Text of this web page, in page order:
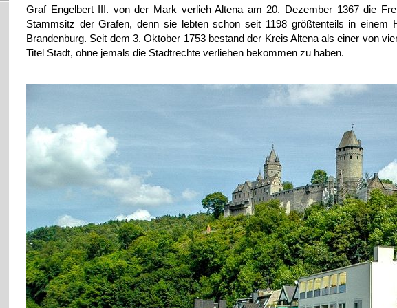
Graf Engelbert III. von der Mark verlieh Altena am 20. Dezember 1367 die
Stammsitz der Grafen, denn sie lebten schon seit 1198 größtenteils in
Brandenburg. Seit dem 3. Oktober 1753 bestand der Kreis Altena als einer von
Titel Stadt, ohne jemals die Stadtrechte verliehen bekommen zu haben.